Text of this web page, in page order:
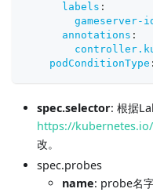
labels :
gameserver-
annotations :
podConditionType :
spec.selector: 根据
https://
改。
spec.probes
name: probe名